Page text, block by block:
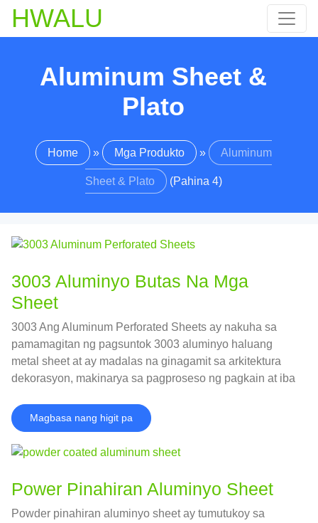
HWALU
Aluminum Sheet &
Plato
Home » Mga Produkto » Aluminum
Sheet & Plato (Pahina 4)
3003 Aluminyo Butas Na Mga
Sheet
3003 Ang Aluminum Perforated Sheets ay nakuha sa
pamamagitan ng pagsuntok 3003 aluminyo haluang
metal sheet at ay madalas na ginagamit sa arkitektura
dekorasyon, makinarya sa pagproseso ng pagkain at iba
Magbasa nang higit pa
Power Pinahiran Aluminyo Sheet
Powder pinahiran aluminyo sheet ay tumutukoy sa